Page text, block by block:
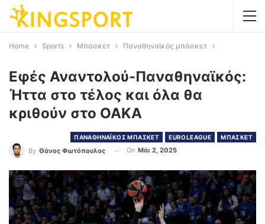
Home Sports Μπάσκετ Παναθηναϊκός μπάσκετ
Εφές Αναντολού-Παναθηναϊκός:
Ήττα στο τέλος και όλα θα
κριθούν στο ΟΑΚΑ
ΠΑΝΑΘΗΝΑΪΚΟΣ ΜΠΑΣΚΕΤ EUROLEAGUE ΜΠΑΣΚΕΤ
By Θάνος Φωτόπουλος On Μάι 2, 2025